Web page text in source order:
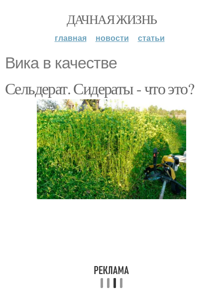
ДАЧНАЯ ЖИЗНЬ
главная новости статьи
Вика в качестве
Сельдерат. Сидераты - что это?